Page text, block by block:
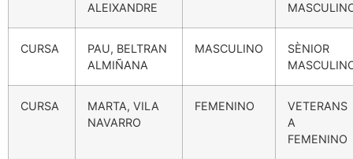
ALEIXANDRE
CURSA
PAU, BELTRAN
ALMIÑANA
MASCULINO
SÈNIOR
CURSA
MARTA, VILA
NAVARRO
FEMENINO
VETERANS
A
FEMENINO